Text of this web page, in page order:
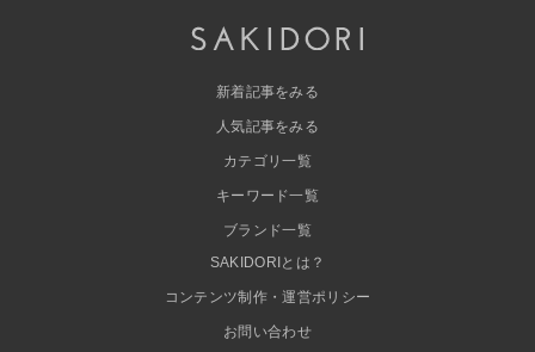
新着記事をみる
人気記事をみる
カテゴリ一覧
キーワード一覧
ブランド一覧
SAKIDORIとは？
コンテンツ制作・運営ポリシー
お問い合わせ